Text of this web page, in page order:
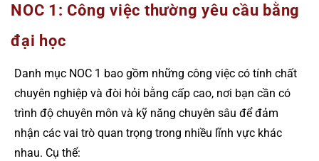
NOC 1: Công việc thường yêu cầu bằng
đại học
Danh mục NOC 1 bao gồm những công việc có tính chất
chuyên nghiệp và đòi hỏi bằng cấp cao, nơi bạn cần có
trình độ chuyên môn và kỹ năng chuyên sâu để đảm
nhận các vai trò quan trọng trong nhiều lĩnh vực khác
nhau. Cụ thể: